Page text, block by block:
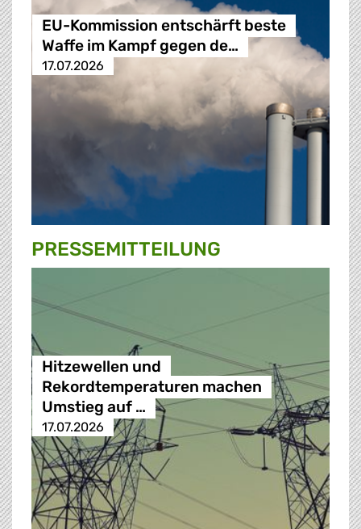
EU-Kommission entschärft beste
Waffe im Kampf gegen de…
17.07.2026
PRESSE­MITTEILUNG
Hitzewellen und
Rekordtemperaturen machen
Umstieg auf …
17.07.2026